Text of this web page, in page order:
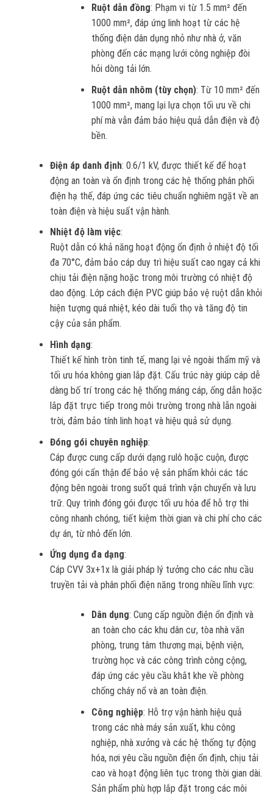
Ruột dẫn đồng: Phạm vi từ 1.5 mm² đến
1000 mm², đáp ứng linh hoạt từ các hệ
thống điện dân dụng nhỏ như nhà ở, văn
phòng đến các mạng lưới công nghiệp đòi
hỏi dòng tải lớn.
Ruột dẫn nhôm (tùy chọn): Từ 10 mm² đến
1000 mm², mang lại lựa chọn tối ưu về chi
phí mà vẫn đảm bảo hiệu quả dẫn điện và độ
bền.
Điện áp danh định: 0.6/1 kV, được thiết kế để hoạt
động an toàn và ổn định trong các hệ thống phân phối
điện hạ thế, đáp ứng các tiêu chuẩn nghiêm ngặt về an
toàn điện và hiệu suất vận hành.
Nhiệt độ làm việc:
Ruột dẫn có khả năng hoạt động ổn định ở nhiệt độ tối
đa 70°C, đảm bảo cáp duy trì hiệu suất cao ngay cả khi
chịu tải điện nặng hoặc trong môi trường có nhiệt độ
dao động. Lớp cách điện PVC giúp bảo vệ ruột dẫn khỏi
hiện tượng quá nhiệt, kéo dài tuổi thọ và tăng độ tin
cậy của sản phẩm.
Hình dạng:
Thiết kế hình tròn tinh tế, mang lại vẻ ngoài thẩm mỹ và
tối ưu hóa không gian lắp đặt. Cấu trúc này giúp cáp dễ
dàng bố trí trong các hệ thống máng cáp, ống dẫn hoặc
lắp đặt trực tiếp trong môi trường trong nhà lẫn ngoài
trời, đảm bảo tính linh hoạt và hiệu quả sử dụng.
Đóng gói chuyên nghiệp:
Cáp được cung cấp dưới dạng rulô hoặc cuộn, được
đóng gói cẩn thận để bảo vệ sản phẩm khỏi các tác
động bên ngoài trong suốt quá trình vận chuyển và lưu
trữ. Quy trình đóng gói được tối ưu hóa để hỗ trợ thi
công nhanh chóng, tiết kiệm thời gian và chi phí cho các
dự án, từ nhỏ đến lớn.
Ứng dụng đa dạng:
Cáp CVV 3x+1x là giải pháp lý tưởng cho các nhu cầu
truyền tải và phân phối điện năng trong nhiều lĩnh vực:
Dân dụng: Cung cấp nguồn điện ổn định và
an toàn cho các khu dân cư, tòa nhà văn
phòng, trung tâm thương mại, bệnh viện,
trường học và các công trình công cộng,
đáp ứng các yêu cầu khắt khe về phòng
chống cháy nổ và an toàn điện.
Công nghiệp: Hỗ trợ vận hành hiệu quả
trong các nhà máy sản xuất, khu công
nghiệp, nhà xưởng và các hệ thống tự động
hóa, nơi yêu cầu nguồn điện ổn định, chịu tải
cao và hoạt động liên tục trong thời gian dài.
Sản phẩm phù hợp lắp đặt trong các môi